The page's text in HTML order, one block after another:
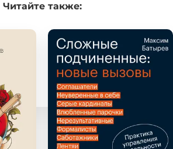
Читайтетакже: